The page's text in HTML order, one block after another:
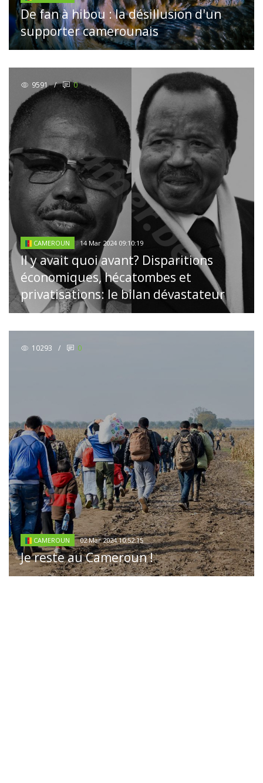
De fan à hibou : la désillusion d'un
supporter camerounais
9591 / 0
CAMEROUN 14 Mar 2024 09:10:19
Il y avait quoi avant? Disparitions
économiques, hécatombes et
privatisations: le bilan dévastateur
10293 / 0
CAMEROUN 02 Mar 2024 10:52:15
Je reste au Cameroun !